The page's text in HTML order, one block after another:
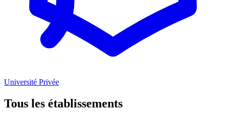
Université Privée
Tous les établissements